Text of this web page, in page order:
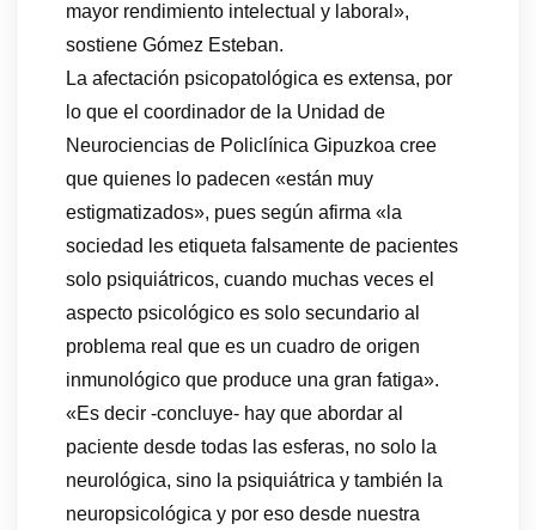
mayor rendimiento intelectual y laboral»,
sostiene Gómez Esteban.
La afectación psicopatológica es extensa, por
lo que el coordinador de la Unidad de
Neurociencias de Policlínica Gipuzkoa cree
que quienes lo padecen «están muy
estigmatizados», pues según afirma «la
sociedad les etiqueta falsamente de pacientes
solo psiquiátricos, cuando muchas veces el
aspecto psicológico es solo secundario al
problema real que es un cuadro de origen
inmunológico que produce una gran fatiga».
«Es decir -concluye- hay que abordar al
paciente desde todas las esferas, no solo la
neurológica, sino la psiquiátrica y también la
neuropsicológica y por eso desde nuestra